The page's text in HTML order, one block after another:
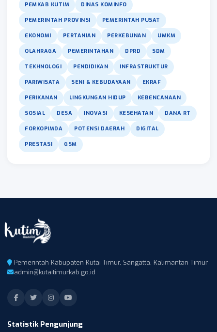
PEMKAB KUTIM DINAS KOMINFO
PEMERINTAH PROVINSI PEMERINTAH PUSAT
EKONOMI PERTANIAN PERKEBUNAN UMKM
OLAHRAGA PEMERINTAHAN DPRD SDM
TEKHNOLOGI PENDIDIKAN INFRASTRUKTUR
PARIWISATA SENI & KEBUDAYAAN EKRAF
PERIKANAN LINGKUNGAN HIDUP KEBENCANAAN
SOSIAL DESA INOVASI KESEHATAN DANA RT
FORKOPIMDA POTENSI DAERAH DIGITAL
PRESTASI GSM
Pemerintah Kabupaten Kutai Timur, Sangatta, Kalimantan Timur
admin@kutaitimurkab.go.id
Statistik Pengunjung